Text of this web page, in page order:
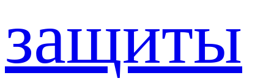
защиты